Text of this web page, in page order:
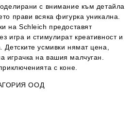
с внимание към детайла
прави всяка фигурка уникална.
на Schleich предоставят
игра и стимулират креативност и
Детските усмивки нямат цена,
играчка на вашия малчуган.
с коне.
ООД